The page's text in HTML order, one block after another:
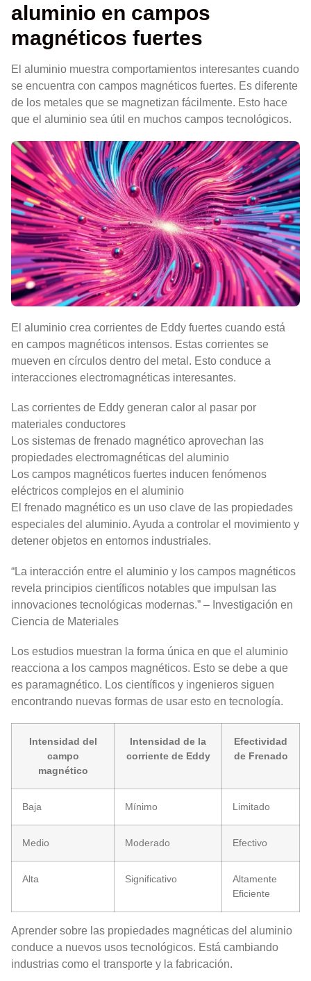
aluminio en campos
magnéticos fuertes
El aluminio muestra comportamientos interesantes cuando
se encuentra con campos magnéticos fuertes. Es diferente
de los metales que se magnetizan fácilmente. Esto hace
que el aluminio sea útil en muchos campos tecnológicos.
El aluminio crea corrientes de Eddy fuertes cuando está
en campos magnéticos intensos. Estas corrientes se
mueven en círculos dentro del metal. Esto conduce a
interacciones electromagnéticas interesantes.
Las corrientes de Eddy generan calor al pasar por
materiales conductores
Los sistemas de frenado magnético aprovechan las
propiedades electromagnéticas del aluminio
Los campos magnéticos fuertes inducen fenómenos
eléctricos complejos en el aluminio
El frenado magnético es un uso clave de las propiedades
especiales del aluminio. Ayuda a controlar el movimiento y
detener objetos en entornos industriales.
“La interacción entre el aluminio y los campos magnéticos
revela principios científicos notables que impulsan las
innovaciones tecnológicas modernas.” – Investigación en
Ciencia de Materiales
Los estudios muestran la forma única en que el aluminio
reacciona a los campos magnéticos. Esto se debe a que
es paramagnético. Los científicos y ingenieros siguen
encontrando nuevas formas de usar esto en tecnología.
Intensidad del
campo
magnético
Intensidad de la
corriente de Eddy
Efectividad
de Frenado
Baja Mínimo Limitado
Medio Moderado Efectivo
Alta Significativo
Altamente
Eficiente
Aprender sobre las propiedades magnéticas del aluminio
conduce a nuevos usos tecnológicos. Está cambiando
industrias como el transporte y la fabricación.